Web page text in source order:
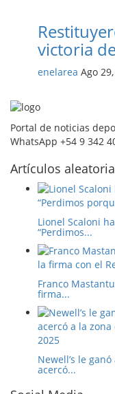
victoria
enelarea Ago
Portal de noticias
WhatsApp +54 9 342
Artículos
Lionel Scaloni
“Perdimos...
Franco
firma...
Newell’s le
acercó...